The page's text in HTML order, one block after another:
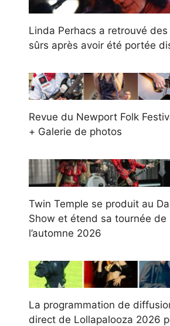
Linda Perhacs a retrouvé des
sûrs après avoir été portée
Revue du Newport Folk
+ Galerie de photos
Twin Temple se produit au
Show et étend sa tournée de
l’automne 2026
La programmation de
direct de Lollapalooza 2026